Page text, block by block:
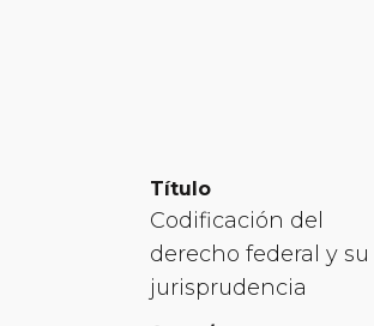
Título
Codificación del
derecho federal y su
jurisprudencia